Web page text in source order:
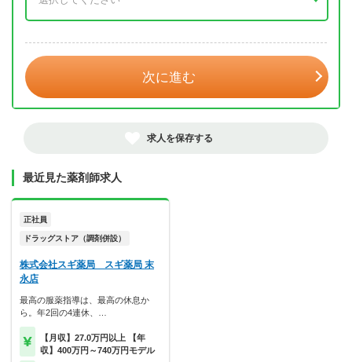
次に進む
求人を保存する
最近見た薬剤師求人
正社員
ドラッグストア（調剤併設）
株式会社スギ薬局 スギ薬局 末
永店
最高の服薬指導は、最高の休息か
ら。年2回の4連休、…
【月収】27.0万円以上 【年
収】400万円～740万円モデル